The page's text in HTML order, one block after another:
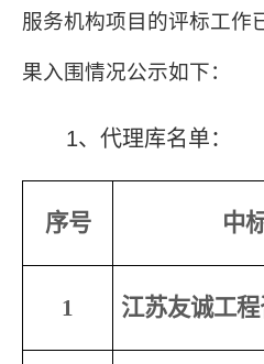
服务机构项目的评标工作
果入围情况公示如下：
1、代理库名单：
序号 中
1 江苏友诚工